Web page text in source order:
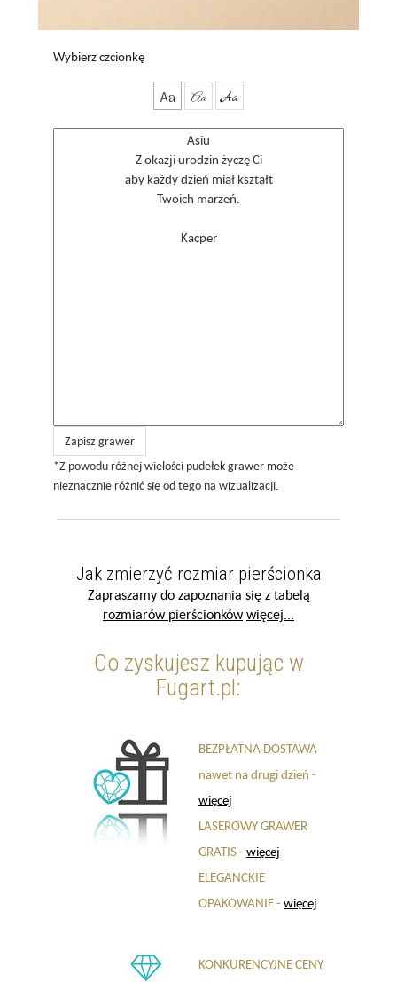
Wybierz czcionkę
Aa Aa Aa
Zapisz grawer
*Z powodu różnej wielości pudełek grawer może
nieznacznie różnić się od tego na wizualizacji.
Jak zmierzyć rozmiar pierścionka
Zapraszamy do zapoznania się z tabelą
rozmiarów pierścionków więcej...
Co zyskujesz kupując w
Fugart.pl:
BEZPŁATNA DOSTAWA
nawet na drugi dzień -
więcej
LASEROWY GRAWER
GRATIS - więcej
ELEGANCKIE
OPAKOWANIE - więcej
KONKURENCYJNE CENY